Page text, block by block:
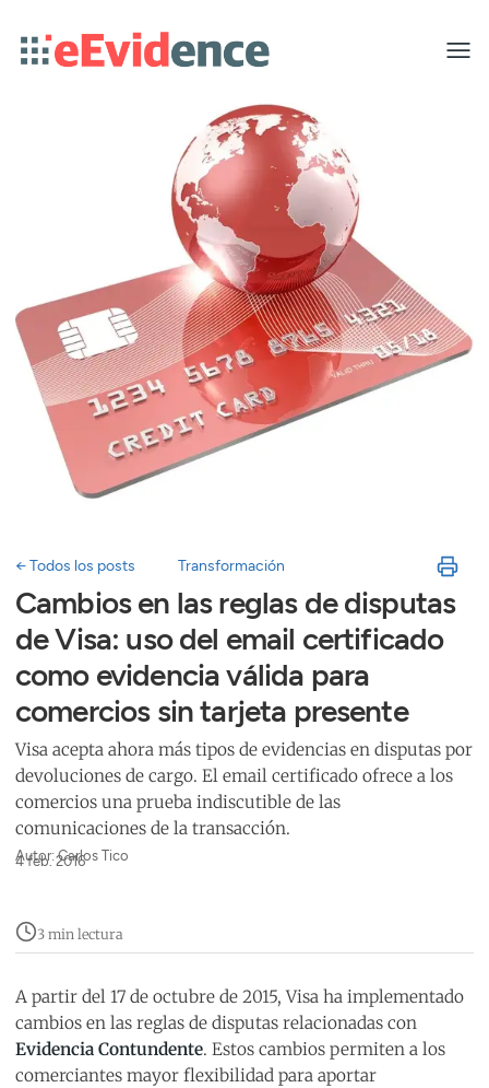
menu
← Todos los posts Transformación
Cambios en las reglas de disputas
de Visa: uso del email certificado
como evidencia válida para
comercios sin tarjeta presente
Visa acepta ahora más tipos de evidencias en disputas por
devoluciones de cargo. El email certificado ofrece a los
comercios una prueba indiscutible de las
comunicaciones de la transacción.
Autor: Carlos Tico
4 feb. 2016
3 min lectura
A partir del 17 de octubre de 2015, Visa ha implementado
cambios en las reglas de disputas relacionadas con
Evidencia Contundente. Estos cambios permiten a los
comerciantes mayor flexibilidad para aportar